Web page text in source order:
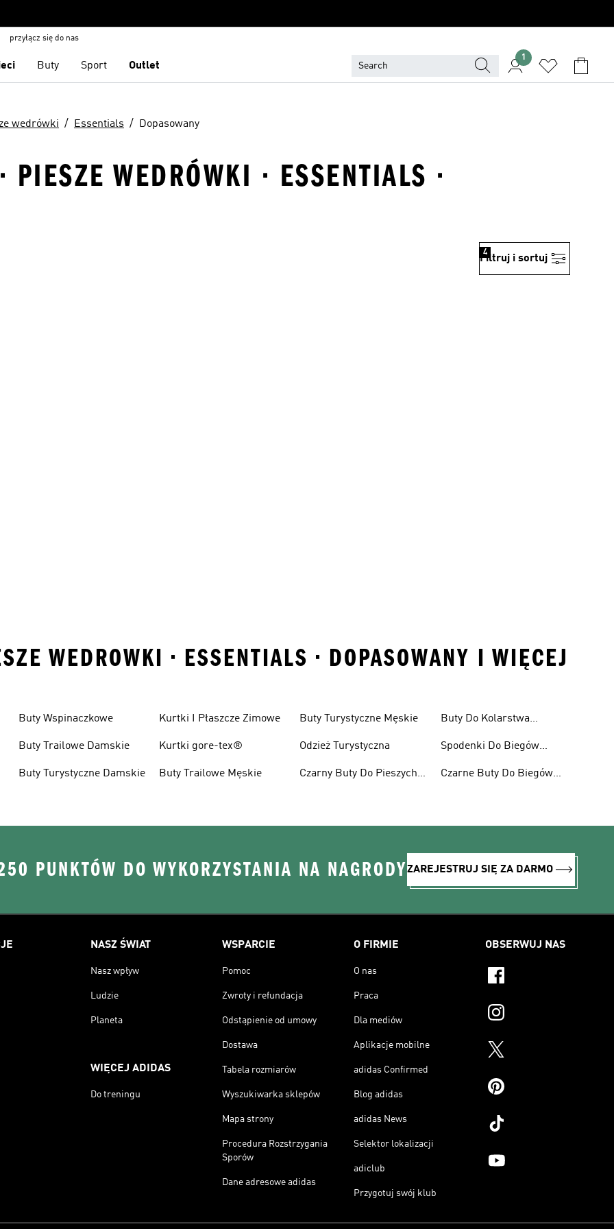
przyłącz się do nas
Buty Sport Outlet
1
wedrówki Essentials Dopasowany
PIESZE WEDRÓWKI · ESSENTIALS ·
Filtruj i sortuj
4
WEDROWKI • ESSENTIALS • DOPASOWANY I WIĘCEJ
Buty Wspinaczkowe
Buty Trailowe Damskie
Buty Turystyczne Damskie
Kurtki I Płaszcze Zimowe
Kurtki gore-tex®
Buty Trailowe Męskie
Buty Turystyczne Męskie
Odzież Turystyczna
Czarny Buty Do Pieszych
Buty Do Kolarstwa
Spodenki Do Biegów
Czarne Buty Do Biegów
PUNKTÓW DO WYKORZYSTANIA NA NAGRODYZAREJESTRUJ SIĘ ZA DARMO
NASZ ŚWIAT
Nasz wpływ
Ludzie
Planeta
WIĘCEJ ADIDAS
Do treningu
WSPARCIE
Pomoc
Zwroty i refundacja
Odstąpienie od umowy
Dostawa
Tabela rozmiarów
Wyszukiwarka sklepów
Mapa strony
Procedura Rozstrzygania
Sporów
Dane adresowe adidas
O FIRMIE
O nas
Praca
Dla mediów
Aplikacje mobilne
adidas Confirmed
Blog adidas
adidas News
Selektor lokalizacji
adiclub
Przygotuj swój klub
OBSERWUJ NAS